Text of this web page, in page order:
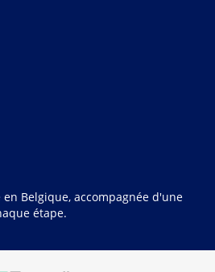
Belgique, accompagnée d'une
étape.